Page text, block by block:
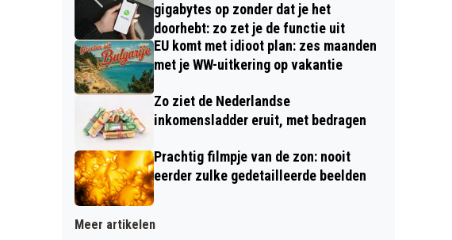
gigabytes op zonder dat je het
doorhebt: zo zet je de functie uit
EU komt met idioot plan: zes maanden
met je WW-uitkering op vakantie
Zo ziet de Nederlandse
inkomensladder eruit, met bedragen
Prachtig filmpje van de zon: nooit
eerder zulke gedetailleerde beelden
Meer artikelen